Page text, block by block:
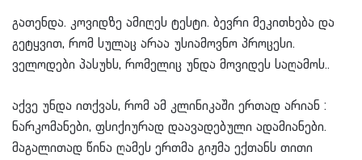
გათენდა. კოვიდზე ამიღეს ტესტი. ბევრი მეკითხება და
გეტყვით, რომ სულაც არაა უსიამოვნო პროცესი.
ველოდები პასუხს, რომელიც უნდა მოვიდეს საღამოს..
აქვე უნდა ითქვას, რომ ამ კლინიკაში ერთად არიან :
ნარკომანები, ფსიქიურად დაავადებული ადამიანები.
მაგალითად წინა ღამეს ერთმა გიჟმა ექთანს თითი